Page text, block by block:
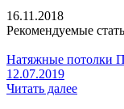
16.11.2018
Рекомендуемые
Натяжные потолки
12.07.2019
Читать далее